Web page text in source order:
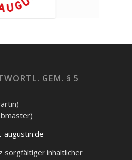
GEM. § 5
augustin.de
sorgfältiger inhaltlicher